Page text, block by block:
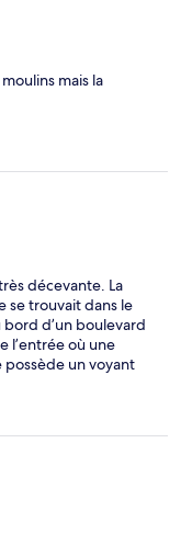
mais la
décevante. La
se trouvait dans le
d’un boulevard
l’entrée où une
un voyant
durant la nuit,
et durs, ne
L’arrivée a
aidante a
que la situation
très
agréable